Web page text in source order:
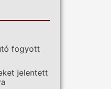
fogyott
jelentett